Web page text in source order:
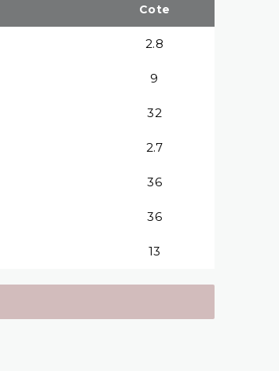
Cote
2.8
9
32
2.7
36
36
13